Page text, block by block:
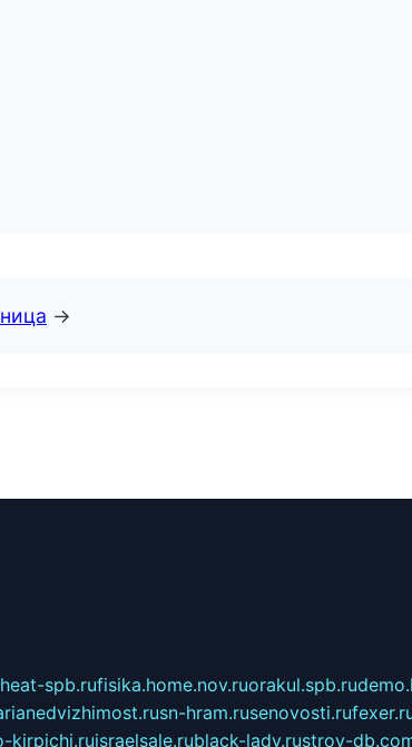
→
spb.rufisika.home.nov.ruorakul.spb.ru
sn-hram.rusenovosti.ru
kirpichi.ruisraelsale.rublack-lady.rustroy-